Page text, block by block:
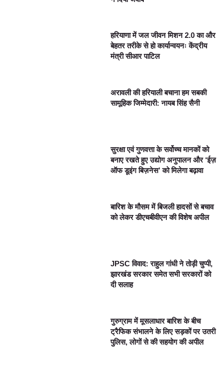
हरियाणा में जल जीवन मिशन 2.0 का और
बेहतर तरीके से हो कार्यान्वयनः केंद्रीय
मंत्री सीआर पाटिल
अरावली की हरियाली बचाना हम सबकी
सामूहिक जिम्मेदारी: नायब सिंह सैनी
सुरक्षा एवं गुणवत्ता के सर्वोच्च मानकों को
बनाए रखते हुए उद्योग अनुपालन और ‘ईज़
ऑफ डूइंग बिज़नेस’ को मिलेगा बढ़ावा
बारिश के मौसम में बिजली हादसों से बचाव
को लेकर डीएचबीवीएन की विशेष अपील
JPSC विवाद: राहुल गांधी ने तोड़ी चुप्पी,
झारखंड सरकार समेत सभी सरकारों को
दी सलाह
गुरुग्राम में मूसलाधार बारिश के बीच
ट्रैफिक संभालने के लिए सड़कों पर उतरी
पुलिस, लोगों से की सहयोग की अपील